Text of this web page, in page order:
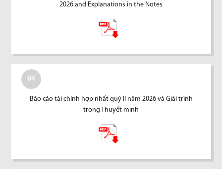
2026 and Explanations in the Notes
04
Báo cáo tài chính hợp nhất quý II năm 2026 và Giải trình
trong Thuyết minh